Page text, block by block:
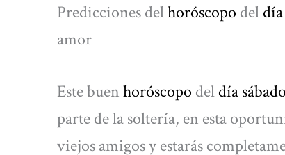
Predicciones delhoróscopo del
amor
Este buenhoróscopo deldía sábado
parte de la soltería, en esta
viejos amigos y estarás